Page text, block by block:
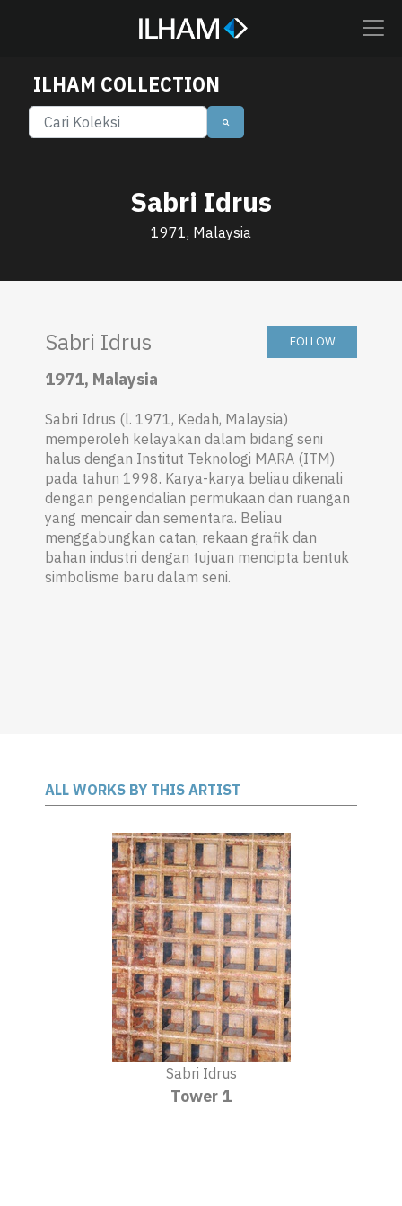
ILHAM COLLECTION
Sabri Idrus
1971, Malaysia
Sabri Idrus FOLLOW
1971, Malaysia
Sabri Idrus (l. 1971, Kedah, Malaysia)
memperoleh kelayakan dalam bidang seni
halus dengan Institut Teknologi MARA (ITM)
pada tahun 1998. Karya-karya beliau dikenali
dengan pengendalian permukaan dan ruangan
yang mencair dan sementara. Beliau
menggabungkan catan, rekaan grafik dan
bahan industri dengan tujuan mencipta bentuk
simbolisme baru dalam seni.
ALL WORKS BY THIS ARTIST
Sabri Idrus
Tower 1